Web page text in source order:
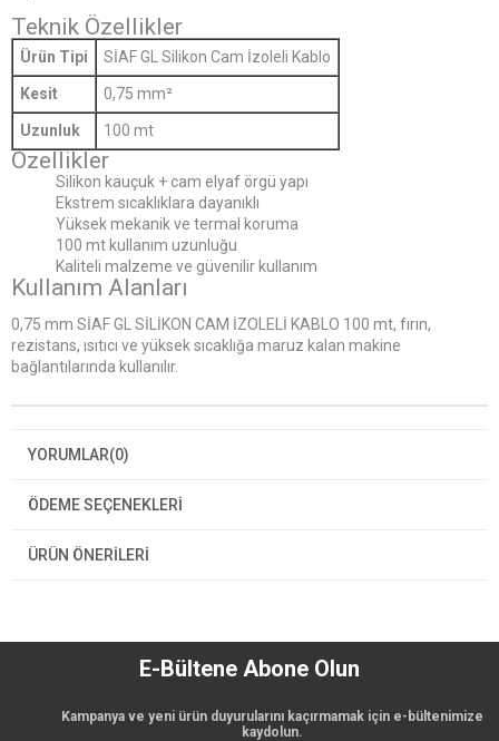
Teknik Özellikler
Ürün Tipi SİAF GL Silikon Cam İzoleli Kablo
Kesit 0,75 mm²
Uzunluk 100 mt
Özellikler
Silikon kauçuk + cam elyaf örgü yapı
Ekstrem sıcaklıklara dayanıklı
Yüksek mekanik ve termal koruma
100 mt kullanım uzunluğu
Kaliteli malzeme ve güvenilir kullanım
Kullanım Alanları
0,75 mm SİAF GL SİLİKON CAM İZOLELİ KABLO 100 mt, fırın,
rezistans, ısıtıcı ve yüksek sıcaklığa maruz kalan makine
bağlantılarında kullanılır.
YORUMLAR(0)
ÖDEME SEÇENEKLERI
ÜRÜN ÖNERILERI
E-Bültene Abone Olun
Kampanya ve yeni ürün duyurularını kaçırmamak için e-bültenimize
kaydolun.